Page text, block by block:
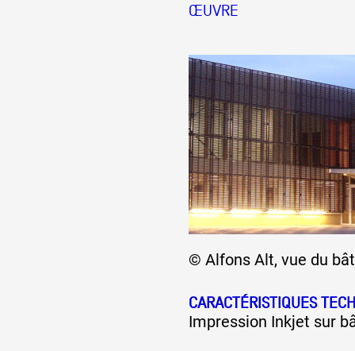
Production vidéo
Formation
Événements
1% œuvres
public
ŒUVRE
© Alfons Alt, vue du
CARACTÉRISTIQUES
Impression Inkjet sur